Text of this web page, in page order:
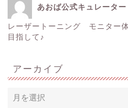
あおば公式キュレーター
レーザートーニング モニター
目指して♪
アーカイブ